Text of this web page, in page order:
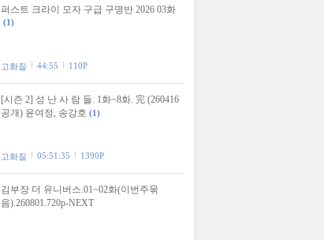
퍼스트 크라이 모자 구급 구명반 2026 03화
(1)
고화질 44:55 110P
[시즌 2] 성 난 사 람 들. 1화~8화. 完 (260416
공개) 윤여정, 송강호 (1)
고화질 05:51:35 1390P
김부장 더 유니버스.01~02화(이번주묶
음).260801.720p-NEXT